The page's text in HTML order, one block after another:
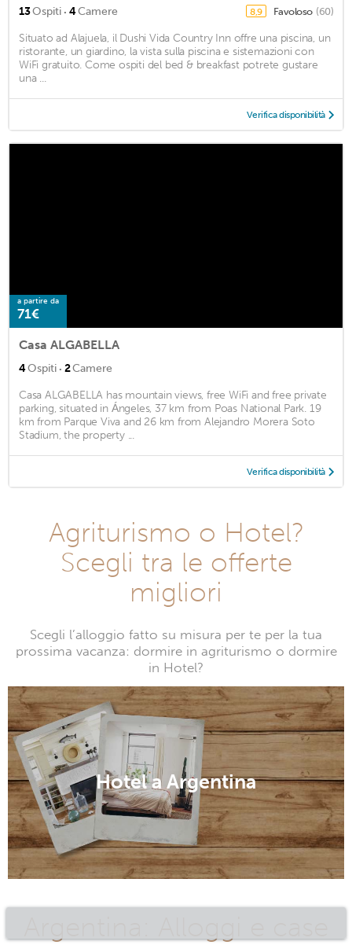
13Ospiti · 4Camere 8,9 Favoloso (60)
Situato ad Alajuela, il Dushi Vida Country Inn offre una piscina, un
ristorante, un giardino, la vista sulla piscina e sistemazioni con
WiFi gratuito. Come ospiti del bed & breakfast potrete gustare
una ...
Verifica disponibilità
a partire da
71€
Casa ALGABELLA
4Ospiti · 2Camere
Casa ALGABELLA has mountain views, free WiFi and free private
parking, situated in Ángeles, 37 km from Poas National Park. 19
km from Parque Viva and 26 km from Alejandro Morera Soto
Stadium, the property ...
Verifica disponibilità
Agriturismo o Hotel?
Scegli tra le offerte
migliori
Scegli l’alloggio fatto su misura per te per la tua
prossima vacanza: dormire in agriturismo o dormire
in Hotel?
Hotel a Argentina